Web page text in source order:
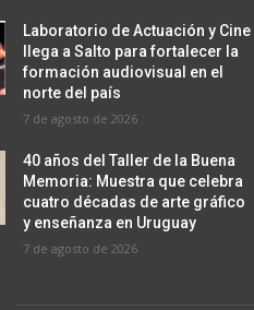
Laboratorio de Actuación y Cine
llega a Salto para fortalecer la
formación audiovisual en el
norte del país
7 de agosto de 2026
40 años del Taller de la Buena
Memoria: Muestra que celebra
cuatro décadas de arte gráfico
y enseñanza en Uruguay
7 de agosto de 2026